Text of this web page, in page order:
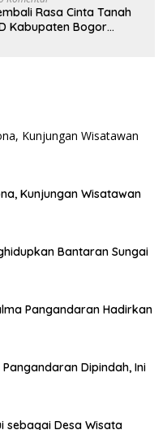
Rasa Cinta Tanah
Kabupaten Bogor
Kunjungan Wisatawan
Bantaran Sungai
Pangandaran Hadirkan
Dipindah, Ini
sebagai Desa Wisata